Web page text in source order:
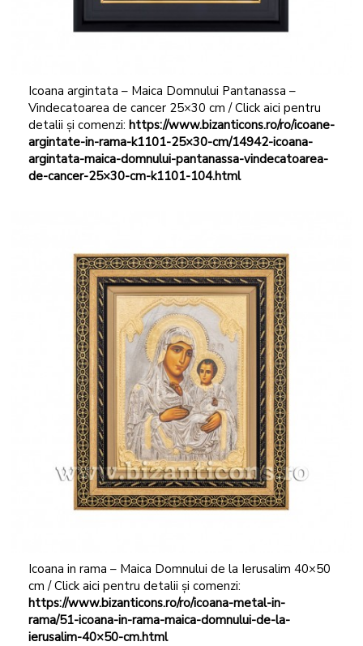
Icoana argintata – Maica Domnului Pantanassa –
Vindecatoarea de cancer 25×30 cm / Click aici pentru
detalii și comenzi: https://www.bizanticons.ro/ro/icoane-
argintate-in-rama-k1101-25×30-cm/14942-icoana-
argintata-maica-domnului-pantanassa-vindecatoarea-
de-cancer-25×30-cm-k1101-104.html
Icoana in rama – Maica Domnului de la Ierusalim 40×50
cm / Click aici pentru detalii și comenzi:
https://www.bizanticons.ro/ro/icoana-metal-in-
rama/51-icoana-in-rama-maica-domnului-de-la-
ierusalim-40×50-cm.html